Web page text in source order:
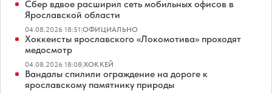
Сбер вдвое расширил сеть мобильных офисов в
Ярославской области
04.08.2026 18:51|ОФИЦИАЛЬНО
Хоккеисты ярославского «Локомотива» проходят
медосмотр
04.08.2026 18:08|ХОККЕЙ
Вандалы спилили ограждение на дороге к
ярославскому памятнику природы